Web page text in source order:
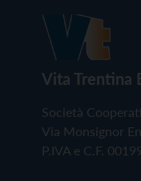
Vita Trentina
Società
Via Monsignor
P.IVA e C.F.